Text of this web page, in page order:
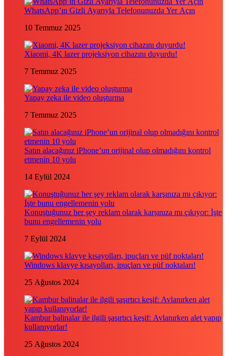
WhatsApp’ın Gizli Ayarıyla Telefonunuzda Yer Açın
10 Temmuz 2025
Xiaomi, 4K lazer projeksiyon cihazını duyurdu!
7 Temmuz 2025
Yapay zeka ile video oluşturma
7 Temmuz 2025
Satın alacağınız iPhone’un orijinal olup olmadığını kontrol
etmenin 10 yolu
14 Eylül 2024
Konuştuğunuz her şey reklam olarak karşınıza mı çıkıyor: İşte
bunu engellemenin yolu
7 Eylül 2024
Windows klavye kısayolları, ipuçları ve püf noktaları!
25 Ağustos 2024
Kambur balinalar ile ilgili şaşırtıcı keşif: Avlanırken alet yapıp
kullanıyorlar!
25 Ağustos 2024